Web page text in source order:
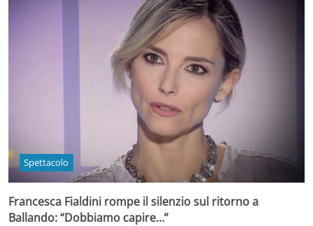
Spettacolo
Francesca Fialdini rompe il silenzio sul ritorno a
Ballando: “Dobbiamo capire…”